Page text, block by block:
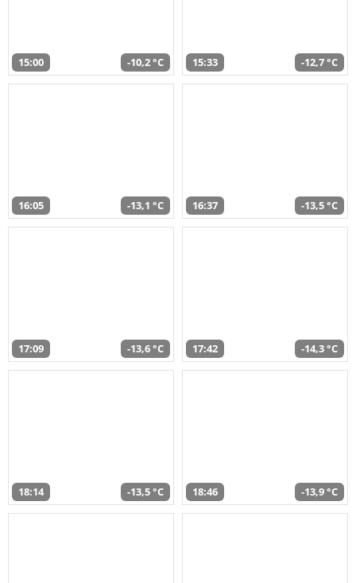
15:00 -10,2 °C 15:33 -12,7 °C
16:05 -13,1 °C 16:37 -13,5 °C
17:09 -13,6 °C 17:42 -14,3 °C
18:14 -13,5 °C 18:46 -13,9 °C